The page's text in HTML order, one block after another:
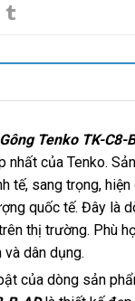
Tenko TK-C8-
nhất của Tenko.
tế, sang trọng,
quốc tế. Đây là
thị trường. Phù
dân dụng.
của dòng sản